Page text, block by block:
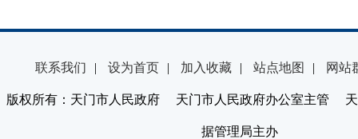
联系我们 | 设为首页 | 加入收藏 | 站点地图 | 网站
版权所有：天门市人民政府 天门市人民政府办公室主管 天
据管理局主办